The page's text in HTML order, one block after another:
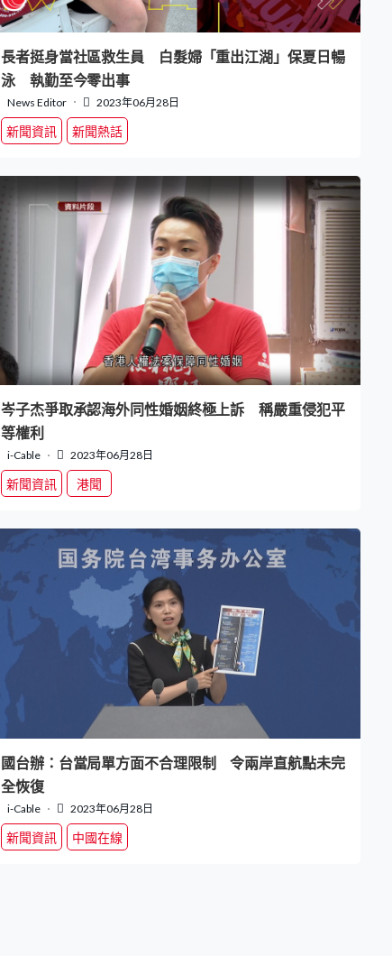
長者挺身當社區救生員 白髮婦「重出江湖」保夏日暢
泳 執勤至今零出事
News Editor 2023年06月28日
新聞資訊 新聞熱話
岑子杰爭取承認海外同性婚姻終極上訴 稱嚴重侵犯平
等權利
i-Cable 2023年06月28日
新聞資訊 港聞
國台辦：台當局單方面不合理限制 令兩岸直航點未完
全恢復
i-Cable 2023年06月28日
新聞資訊 中國在線